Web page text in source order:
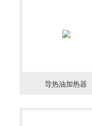
导热油加热器